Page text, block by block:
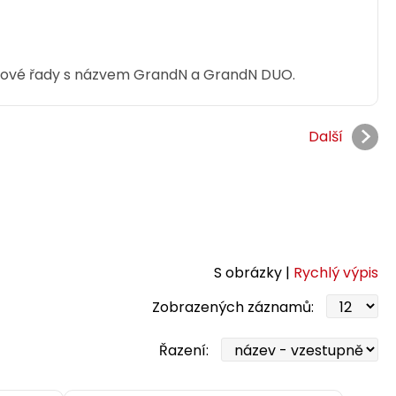
řady s názvem GrandN a GrandN DUO.
Další
S obrázky | Rychlý výpis
Zobrazených záznamů:
Řazení: